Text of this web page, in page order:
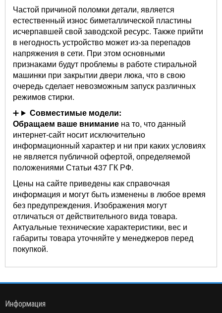
Частой причиной поломки детали, является
естественный износ биметаллической пластины
исчерпавшей свой заводской ресурс. Также прийти
в негодность устройство может из-за перепадов
напряжения в сети. При этом основными
признаками будут проблемы в работе стиральной
машинки при закрытии двери люка, что в свою
очередь сделает невозможным запуск различных
режимов стирки.
Совместимые модели:
Обращаем ваше внимание на то, что данный
интернет-сайт носит исключительно
информационный характер и ни при каких условиях
не является публичной офертой, определяемой
положениями Статьи 437 ГК РФ.
Цены на сайте приведены как справочная
информация и могут быть изменены в любое время
без предупреждения. Изображения могут
отличаться от действительного вида товара.
Актуальные технические характеристики, вес и
габариты товара уточняйте у менеджеров перед
покупкой.
Информация